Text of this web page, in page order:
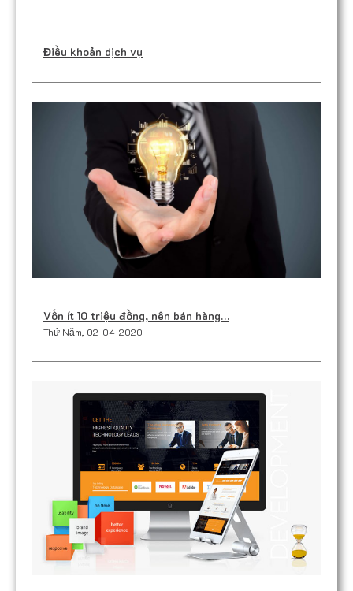
Điều khoản dịch vụ
Vốn ít 10 triệu đồng, nên bán hàng…
Thứ Năm, 02-04-2020